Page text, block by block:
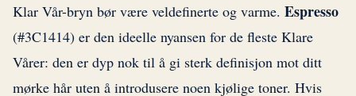
Klar Vår-bryn bør være veldefinerte og varme. Espresso
(#3C1414) er den ideelle nyansen for de fleste Klare
Vårer: den er dyp nok til å gi sterk definisjon mot ditt
mørke hår uten å introdusere noen kjølige toner. Hvis